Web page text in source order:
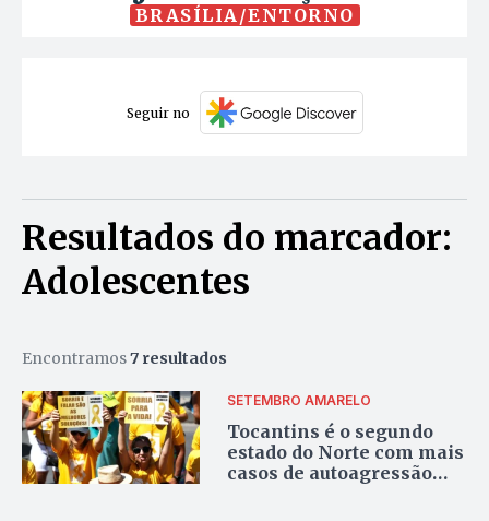
BRASÍLIA/ENTORNO
Seguir no
Resultados do marcador:
Adolescentes
Encontramos7 resultados
SETEMBRO AMARELO
Tocantins é o segundo
estado do Norte com mais
casos de autoagressão